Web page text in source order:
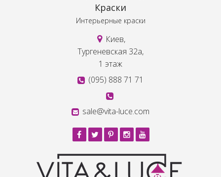
Краски
Интерьерные краски
Киев,
Тургеневская 32а,
1 этаж
(095) 888 71 71
sale@vita-luce.com